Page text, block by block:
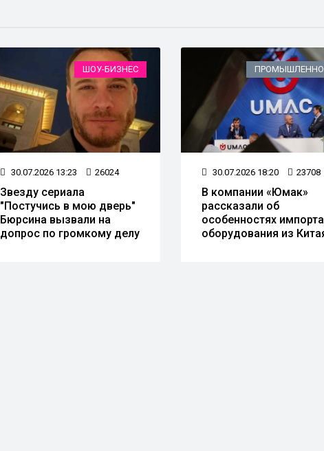
ШОУ-БИЗНЕС
30.07.2026 13:23 26024
Звезду сериала
"Постучись в мою дверь"
Бюрсина вызвали на
допрос по громкому делу
30.07.2026 18:20 23708
В компании «Юмак»
рассказали об
особенностях импорта
оборудования из